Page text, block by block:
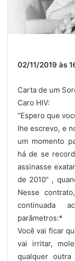
02/11/2019 às
Carta de um
Caro HIV:
“Espero que
lhe escrevo, e
um momento
há de se
assinasse
de 2010″ ,
Nesse
continuada
parâmetros:*
Você vai ficar
vai irritar,
qualquer